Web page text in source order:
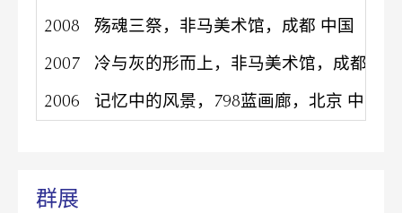
2008
殇魂三祭，非马美术馆，成都 中国
2007
冷与灰的形而上，非马美术馆，成都 中
2006
记忆中的风景，798蓝画廊，北京 中国
群展